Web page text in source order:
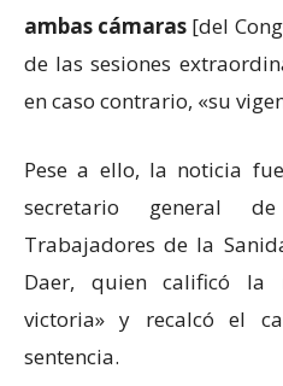
ambas cámaras [del
de las sesiones
en caso contrario, «su
Pese a ello, la noticia
secretario general
Trabajadores de la
Daer, quien calificó la
victoria» y recalcó el
sentencia.